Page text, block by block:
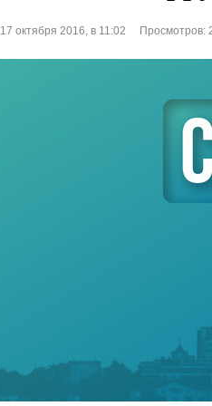
17 октября 2016, в 11:02 Просмотров: